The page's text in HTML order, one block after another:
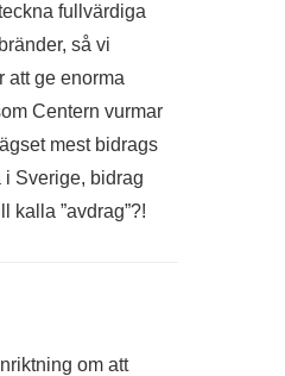
fullvärdiga
så vi
att ge enorma
Centern vurmar
mest bidrags
i Sverige, bidrag
kalla ”avdrag”?!
om att